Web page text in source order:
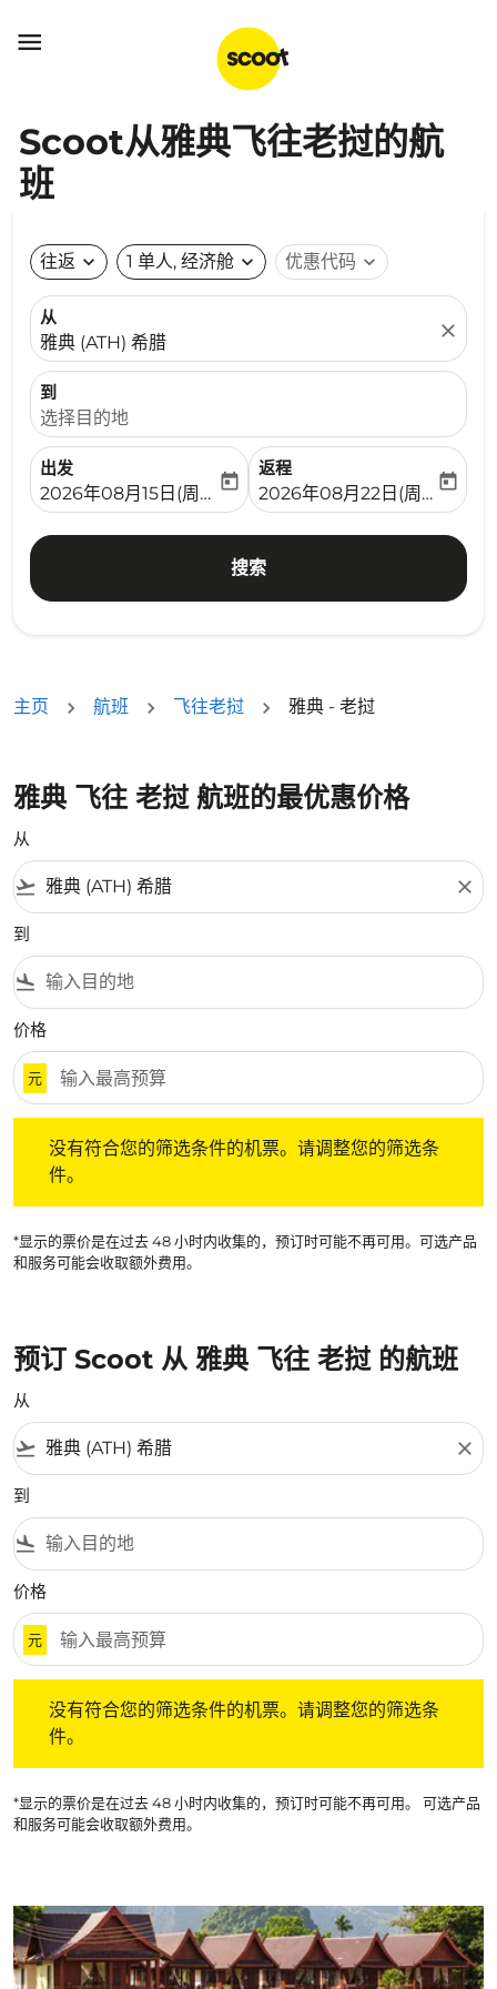

Scoot从雅典飞往老挝的航
班
往返 expand_more 1 单人, 经济舱 expand_more 优惠代码 expand_more
从
雅典 (ATH) 希腊
close
到
选择目的地
出发
fc-booking-departure-date-aria-label
2026年08月15日(周六)
today
返程
fc-booking-return-date-
2026年08月22日(周六)
today
搜索
主页 航班 飞往老挝 雅典 - 老挝
雅典 飞往 老挝 航班的最优惠价格
从
flight_takeoff close
到
flight_land
价格
元
没有符合您的筛选条件的机票。请调整您的筛选条
件。
*显示的票价是在过去 48 小时内收集的，预订时可能不再可用。可选产品
和服务可能会收取额外费用。
预订 Scoot 从 雅典 飞往 老挝 的航班
从
flight_takeoff close
到
flight_land
价格
元
没有符合您的筛选条件的机票。请调整您的筛选条
件。
*显示的票价是在过去 48 小时内收集的，预订时可能不再可用。 可选产品
和服务可能会收取额外费用。